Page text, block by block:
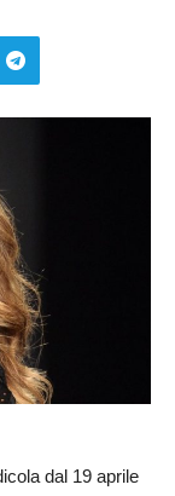
dal 19 aprile